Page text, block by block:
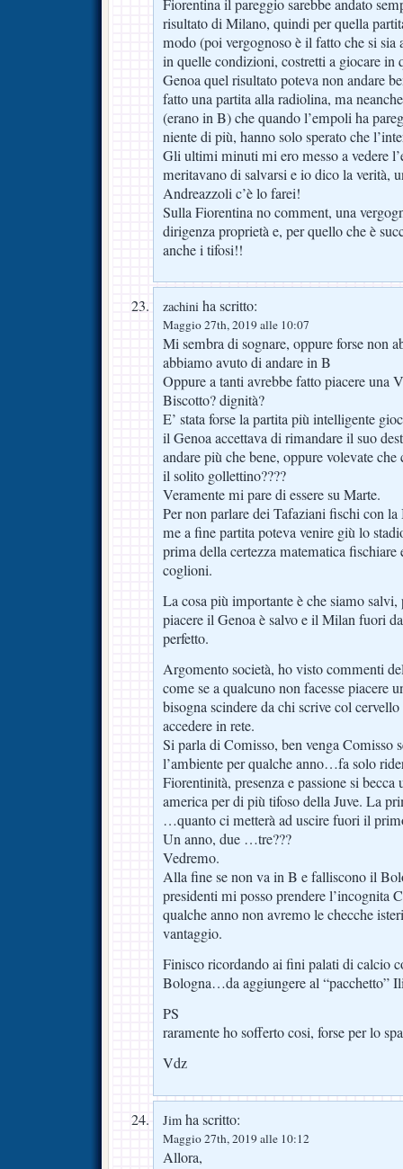
Fiorentina il pareggio sarebbe andato
risultato di Milano, quindi per quella
modo (poi vergognoso è il fatto che si sia
in quelle condizioni, costretti a giocare in
Genoa quel risultato poteva non andare
fatto una partita alla radiolina, ma
(erano in B) che quando l’empoli ha
niente di più, hanno solo sperato che
Gli ultimi minuti mi ero messo a vedere
meritavano di salvarsi e io dico la verità,
Andreazzoli c’è lo farei!
Sulla Fiorentina no comment, una
dirigenza proprietà e, per quello che è
anche i tifosi!!
zachini ha scritto:
Maggio 27th, 2019 alle 10:07
Mi sembra di sognare, oppure forse non
abbiamo avuto di andare in B
Oppure a tanti avrebbe fatto piacere una
Biscotto? dignità?
E’ stata forse la partita più intelligente
il Genoa accettava di rimandare il suo
andare più che bene, oppure volevate
il solito gollettino????
Veramente mi pare di essere su Marte.
Per non parlare dei Tafaziani fischi con
me a fine partita poteva venire giù lo
prima della certezza matematica fischiare
coglioni.
La cosa più importante è che siamo
piacere il Genoa è salvo e il Milan fuori
perfetto.
Argomento società, ho visto commenti
come se a qualcuno non facesse piacere
bisogna scindere da chi scrive col
accedere in rete.
Si parla di Comisso, ben venga Comisso
l’ambiente per qualche anno…fa solo
Fiorentinità, presenza e passione si becca
america per di più tifoso della Juve. La
…quanto ci metterà ad uscire fuori il
Un anno, due …tre???
Vedremo.
Alla fine se non va in B e falliscono il
presidenti mi posso prendere l’incognita
qualche anno non avremo le checche
vantaggio.
Finisco ricordando ai fini palati di calcio
Bologna…da aggiungere al “pacchetto”
PS
raramente ho sofferto cosi, forse per lo
Vdz
Jim ha scritto:
Maggio 27th, 2019 alle 10:12
Allora,